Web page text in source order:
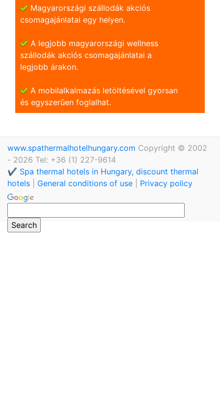
Magyarországi szállodák akciós
csomagajánlatai egy helyen.
A legjobb magyarországi wellness
szállodák akciós csomagajánlatai a
legjobb árakon.
A mobilalkalmazás letöltésével gyorsan
és egyszerũen foglalhat.
www.spathermalhotelhungary.com Copyright © 2002
- 2026 Tel: +36 (1) 227-9614
✔️ Spa thermal hotels in Hungary, discount thermal
hotels
General conditions of use Privacy policy